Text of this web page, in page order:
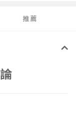
推薦